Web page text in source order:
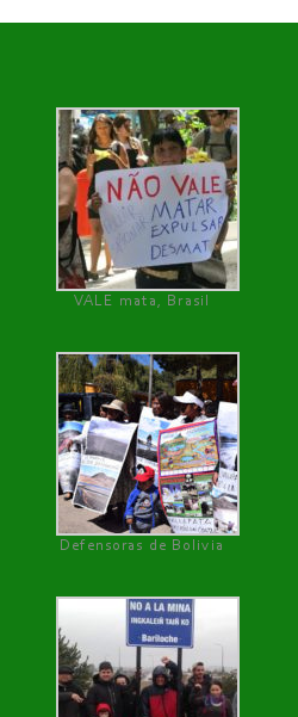
VALE mata, Brasil
Defensoras de Bolivia